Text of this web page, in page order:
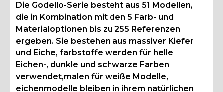
Die Godello-Serie besteht aus 51 Modellen,
die in Kombination mit den 5 Farb- und
Materialoptionen bis zu 255 Referenzen
ergeben. Sie bestehen aus massiver Kiefer
und Eiche, farbstoffe werden für helle
Eichen-, dunkle und schwarze Farben
verwendet,malen für weiße Modelle,
eichenmodelle bleiben in ihrem natürlichen